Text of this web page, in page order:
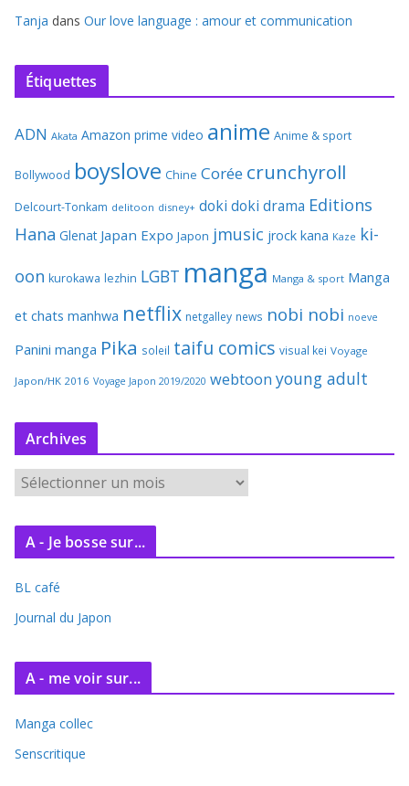
Tanja dans Our love language : amour et communication
Étiquettes
ADN Akata Amazon prime video anime Anime & sport
Bollywood boyslove Chine Corée crunchyroll
Delcourt-Tonkam delitoon disney+ doki doki drama Editions
Hana Glenat Japan Expo Japon jmusic jrock kana Kaze ki-
oon kurokawa lezhin LGBT manga Manga & sport Manga
et chats manhwa netflix netgalley news nobi nobi noeve
Panini manga Pika soleil taifu comics visual kei Voyage
Japon/HK 2016 Voyage Japon 2019/2020 webtoon young adult
Archives
r
c
v
e
A - Je bosse sur...
BL café
Journal du Japon
A - me voir sur...
Manga collec
Senscritique